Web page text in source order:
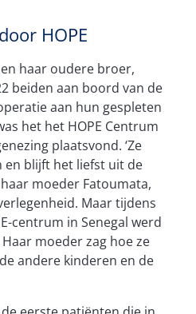
HOPE
haar oudere broer,
beiden aan boord van de
aan hun gespleten
het het HOPE Centrum
plaatsvond. ‘Ze
en blijft het liefst uit de
moeder Fatoumata,
Maar tijdens
centrum in Senegal werd
moeder zag hoe ze
andere kinderen en de